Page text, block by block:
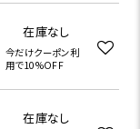
在庫なし
今だけクーポン利
用で10%OFF
在庫なし